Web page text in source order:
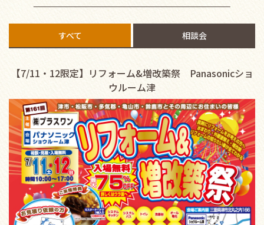
すべて 相談会
【7/11・12限定】リフォーム&増改築祭 Panasonicショ
ウルーム津